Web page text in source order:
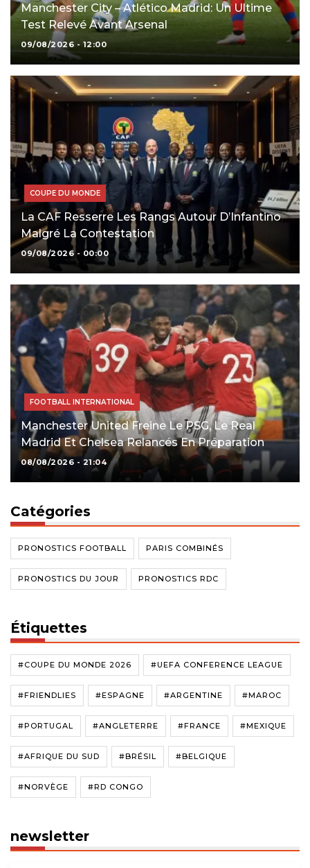
Manchester City – Atlético Madrid: Un Ultime
Test Relevé Avant Arsenal
09/08/2026 - 12:00
COUPE DU MONDE
La CAF Resserre Les Rangs Autour D’Infantino
Malgré La Contestation
09/08/2026 - 00:00
FOOTBALL INTERNATIONAL
Manchester United Freine Le PSG, Le Real
Madrid Et Chelsea Relancés En Préparation
08/08/2026 - 21:04
Catégories
PRONOSTICS FOOTBALL PARIS COMBINÉS
PRONOSTICS DU JOUR PRONOSTICS RDC
Étiquettes
#COUPE DU MONDE 2026 #UEFA CONFERENCE LEAGUE
#FRIENDLIES #ESPAGNE #ARGENTINE #MAROC
#PORTUGAL #ANGLETERRE #FRANCE #MEXIQUE
#AFRIQUE DU SUD #BRÉSIL #BELGIQUE
#NORVÈGE #RD CONGO
newsletter